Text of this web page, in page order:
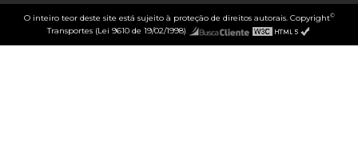
O inteiro teor deste site está sujeito à proteção de direitos autorais. Copyright©
Transportes (Lei 9610 de 19/02/1998)